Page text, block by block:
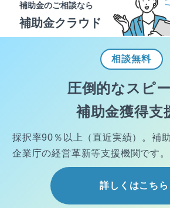
補助金のご相談なら
補助金クラウド
相談無料
圧倒的なスピ
補助金獲得支
採択率90％以上（直近実績）。 補
企業庁の経営革新等支援機関です。
詳しくはこちら